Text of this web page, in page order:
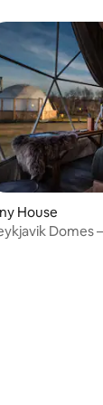
Bewertung:
House
Domes